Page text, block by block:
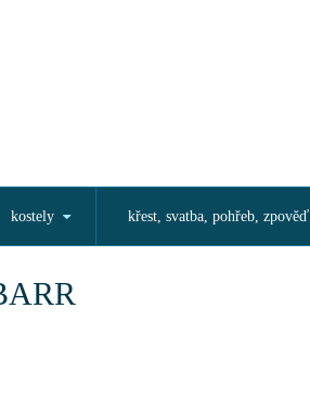
kostely křest, svatba, pohřeb, zpověď